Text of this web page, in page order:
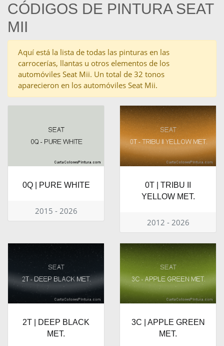
CÓDIGOS DE PINTURA SEAT
MII
Aquí está la lista de todas las pinturas en las
carrocerías, llantas u otros elementos de los
automóviles Seat Mii. Un total de 32 tonos
aparecieron en los automóviles Seat Mii.
0Q | PURE WHITE
2015 - 2026
0T | TRIBU II
YELLOW MET.
2012 - 2026
2T | DEEP BLACK
MET.
3C | APPLE GREEN
MET.